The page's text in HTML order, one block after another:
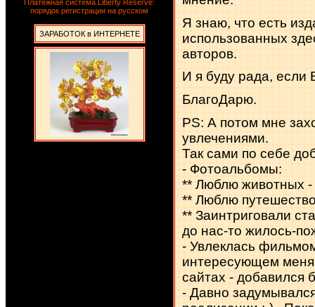
Платежная система Liberty Reserve:
порядок регистрации на русском
ЗАРАБОТОК в ИНТЕРНЕТЕ
Я знаю, что есть
использованных
авторов.
И я буду рада, если
БлагоДарю.
PS: А потом мне
увлечениями.
Так сами по себе
- Фотоальбомы:
** Люблю животных -
** Люблю
** Заинтриговали
до нас-то жилось-
- Увлеклась
интересующем меня
сайтах - добавился
- Давно